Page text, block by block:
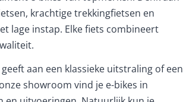
krachtige trekkingfietsen en
lage instap. Elke fiets combineert
aan een klassieke uitstraling of een
showroom vind je e-bikes in